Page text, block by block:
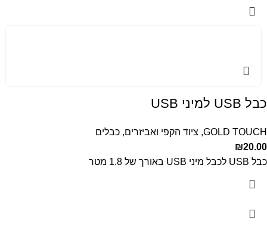
כבל USB למיני USB
GOLD TOUCH
, ציוד הקפי ואביזרים, כבלים
₪20.00
כבל USB לכבל מיני USB באורך של 1.8 מטר